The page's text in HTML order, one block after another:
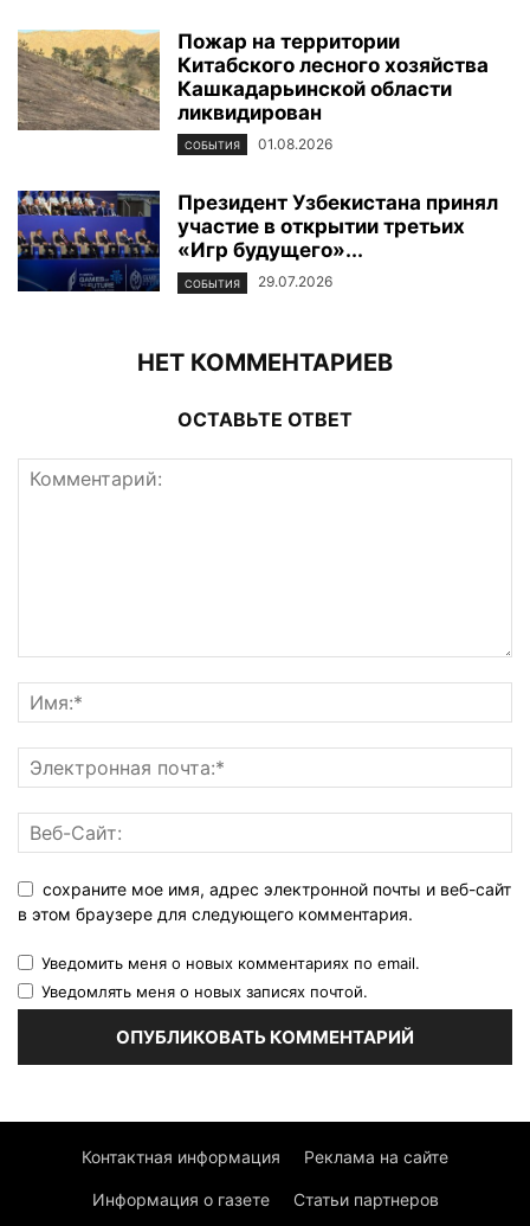
Пожар на территории
Китабского лесного хозяйства
Кашкадарьинской области
ликвидирован
СОБЫТИЯ 01.08.2026
Президент Узбекистана принял
участие в открытии третьих
«Игр будущего»...
СОБЫТИЯ 29.07.2026
НЕТ КОММЕНТАРИЕВ
ОСТАВЬТЕ ОТВЕТ
сохраните мое имя, адрес электронной почты и веб-сайт
в этом браузере для следующего комментария.
Уведомить меня о новых комментариях по email.
Уведомлять меня о новых записях почтой.
Контактная информация Реклама на сайте
Информация о газете Статьи партнеров